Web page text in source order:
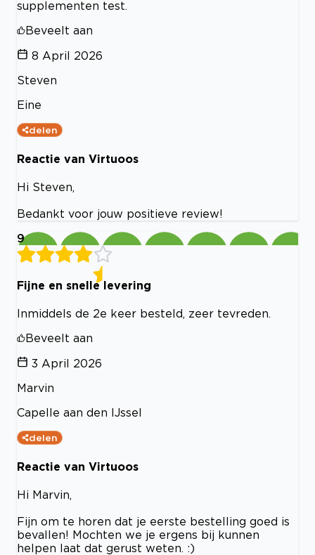
supplementen test.
Beveelt aan
8 April 2026
Steven
Eine
delen
Reactie van Virtuoos
Hi Steven,
Bedankt voor jouw positieve review!
9
Fijne en snelle levering
Inmiddels de 2e keer besteld, zeer tevreden.
Beveelt aan
3 April 2026
Marvin
Capelle aan den IJssel
delen
Reactie van Virtuoos
Hi Marvin,
Fijn om te horen dat je eerste bestelling goed is
bevallen! Mochten we je ergens bij kunnen
helpen laat dat gerust weten. :)